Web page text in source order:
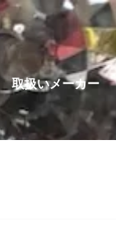
取扱いメーカー